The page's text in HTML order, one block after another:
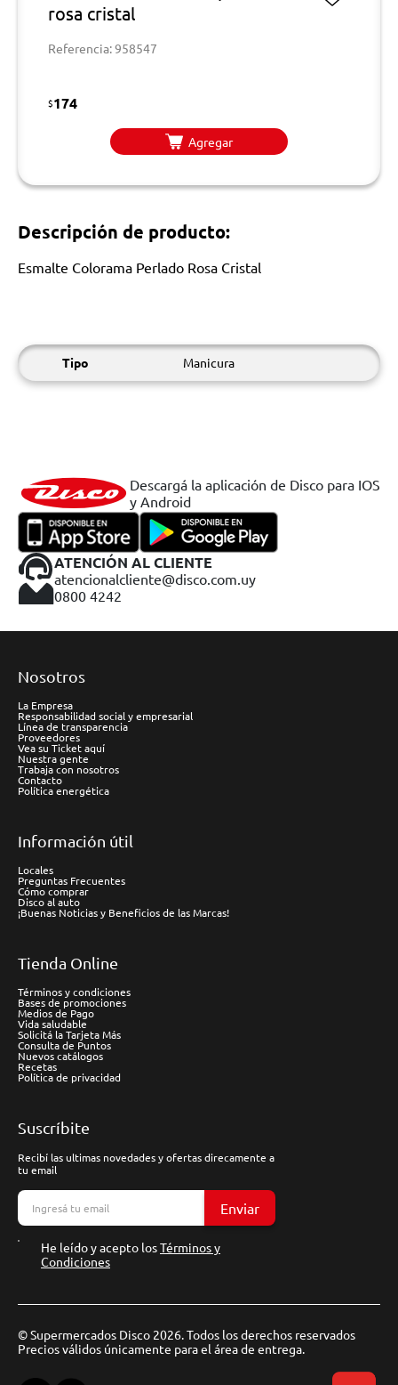
rosa cristal
Referencia: 958547
$174
Agregar
Descripción de producto:
Esmalte Colorama Perlado Rosa Cristal
Tipo Manicura
Descargá la aplicación de Disco para IOS
y Android
ATENCIÓN AL CLIENTE
atencionalcliente@disco.com.uy
0800 4242
Nosotros
La Empresa
Responsabilidad social y empresarial
Línea de transparencia
Proveedores
Vea su Ticket aquí
Nuestra gente
Trabaja con nosotros
Contacto
Política energética
Información útil
Locales
Preguntas Frecuentes
Cómo comprar
Disco al auto
¡Buenas Noticias y Beneficios de las Marcas!
Tienda Online
Términos y condiciones
Bases de promociones
Medios de Pago
Vida saludable
Solicitá la Tarjeta Más
Consulta de Puntos
Nuevos catálogos
Recetas
Política de privacidad
Suscríbite
Recibí las ultimas novedades y ofertas direcamente a
tu email
Enviar
He leído y acepto losTérminos y
Condiciones
© Supermercados Disco 2026. Todos los derechos reservados
Precios válidos únicamente para el área de entrega.